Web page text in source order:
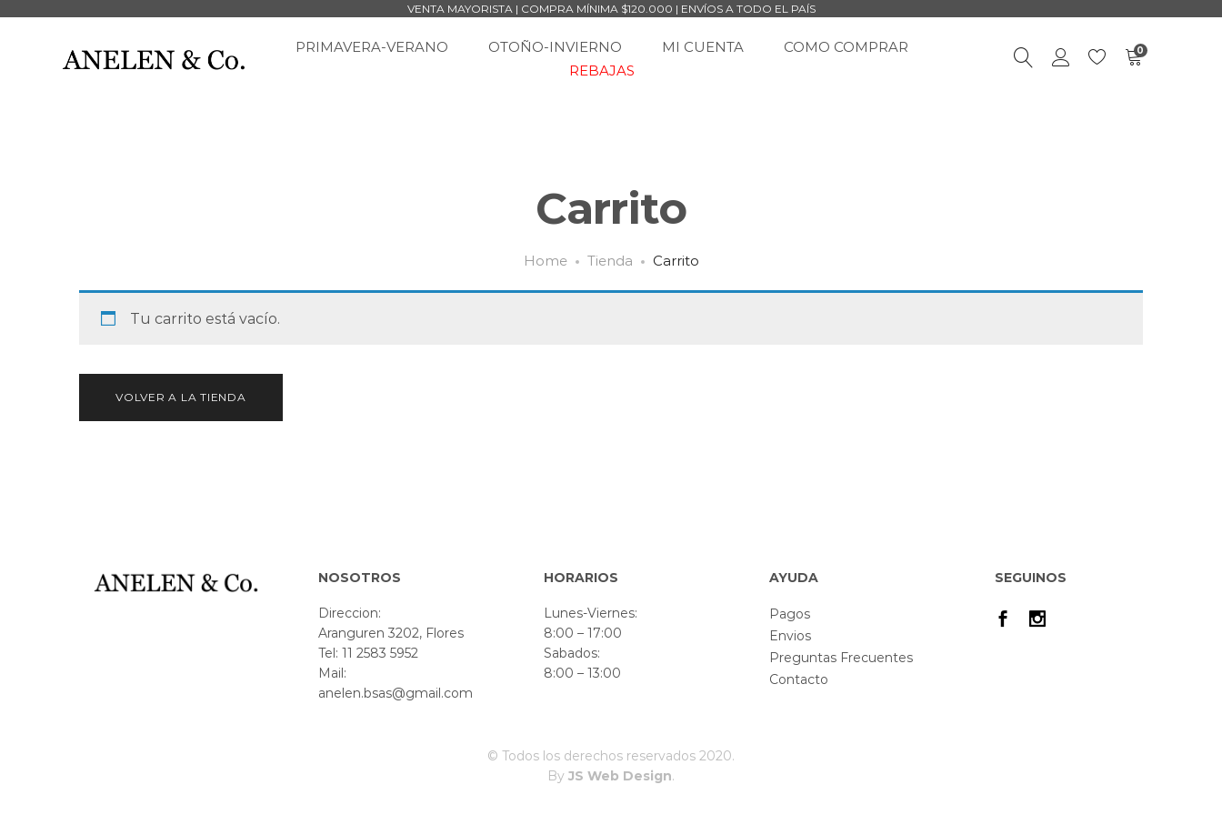
VENTA MAYORISTA | COMPRA MÍNIMA $120.000 | ENVÍOS A TODO EL PAÍS
PRIMAVERA-VERANO OTOÑO-INVIERNO MI CUENTA
COMO COMPRAR
REBAJAS
0
Carrito
Home Tienda Carrito
Tu carrito está vacío.
VOLVER A LA TIENDA
NOSOTROS
Direccion:
Aranguren 3202, Flores
Tel: 11 2583 5952
Mail:
anelen.bsas@gmail.com
HORARIOS
Lunes-Viernes:
8:00 – 17:00
Sabados:
8:00 – 13:00
AYUDA
Pagos
Envios
Preguntas Frecuentes
Contacto
SEGUINOS
© Todos los derechos reservados 2020.
By JS Web Design.